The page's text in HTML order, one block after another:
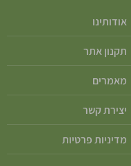
אודותינו
תקנון אתר
מאמרים
יצירת קשר
מדיניות פרטיות